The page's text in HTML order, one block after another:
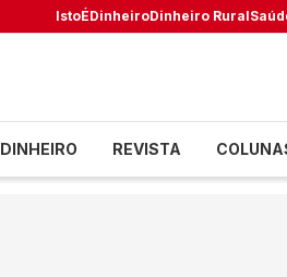
IstoÉDinheiroDinheiro Rural
DINHEIRO REVISTA